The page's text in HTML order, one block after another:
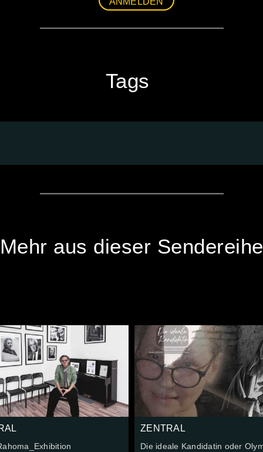
Tags
Mehr aus dieser Sendereihe
ZENTRAL
Die ideale Kandidatin oder